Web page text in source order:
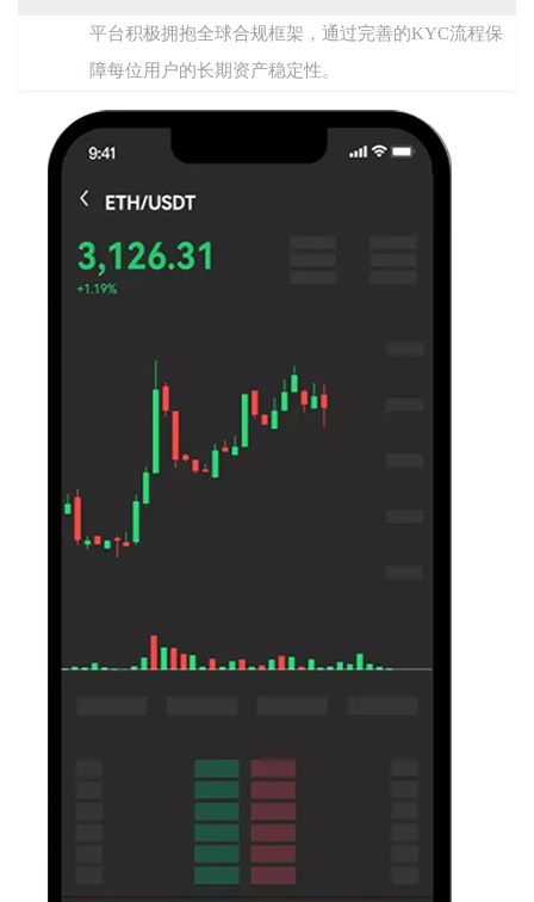
平台积极拥抱全球合规框架，通过完善的KYC流程保
障每位用户的长期资产稳定性。